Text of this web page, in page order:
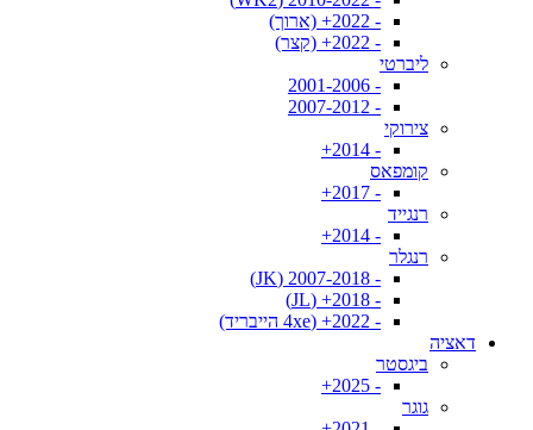
- 2022+ (ארוך)
- 2022+ (קצר)
ליברטי
- 2001-2006
- 2007-2012
צירוקי
- 2014+
קומפאס
- 2017+
רנגייד
- 2014+
רנגלר
- 2007-2018 (JK)
- 2018+ (JL)
- 2022+ (4xe הייבריד)
דאציה
ביגסטר
- 2025+
גוגר